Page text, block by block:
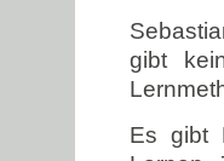
gibt
Es gibt